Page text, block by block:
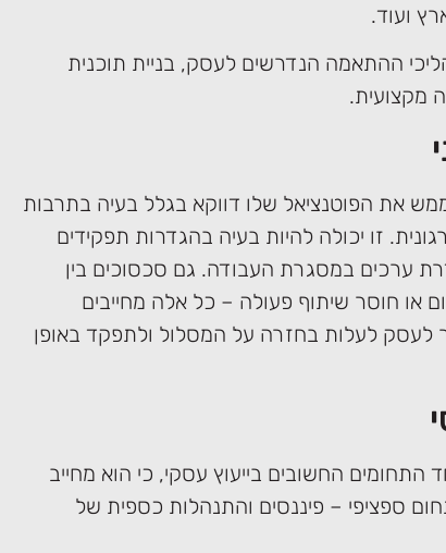
ועוד.
ההתאמה הנדרשים לעסק, בניית תוכנית
מקצועית.
את הפוטנציאל שלו דווקא בגלל בעיה בתרבות
זו יכולה להיות בעיה בהגדרות תפקידים
ערכים במסגרת העבודה. גם סכסוכים בין
או חוסר שיתוף פעולה – כל אלה מחייבים
לעסק לעלות בחזרה על המסלול ולתפקד באופן
התחומים החשובים בייעוץ עסקי, כי הוא מחייב
ספציפי – פיננסים והתנהלות כספית של